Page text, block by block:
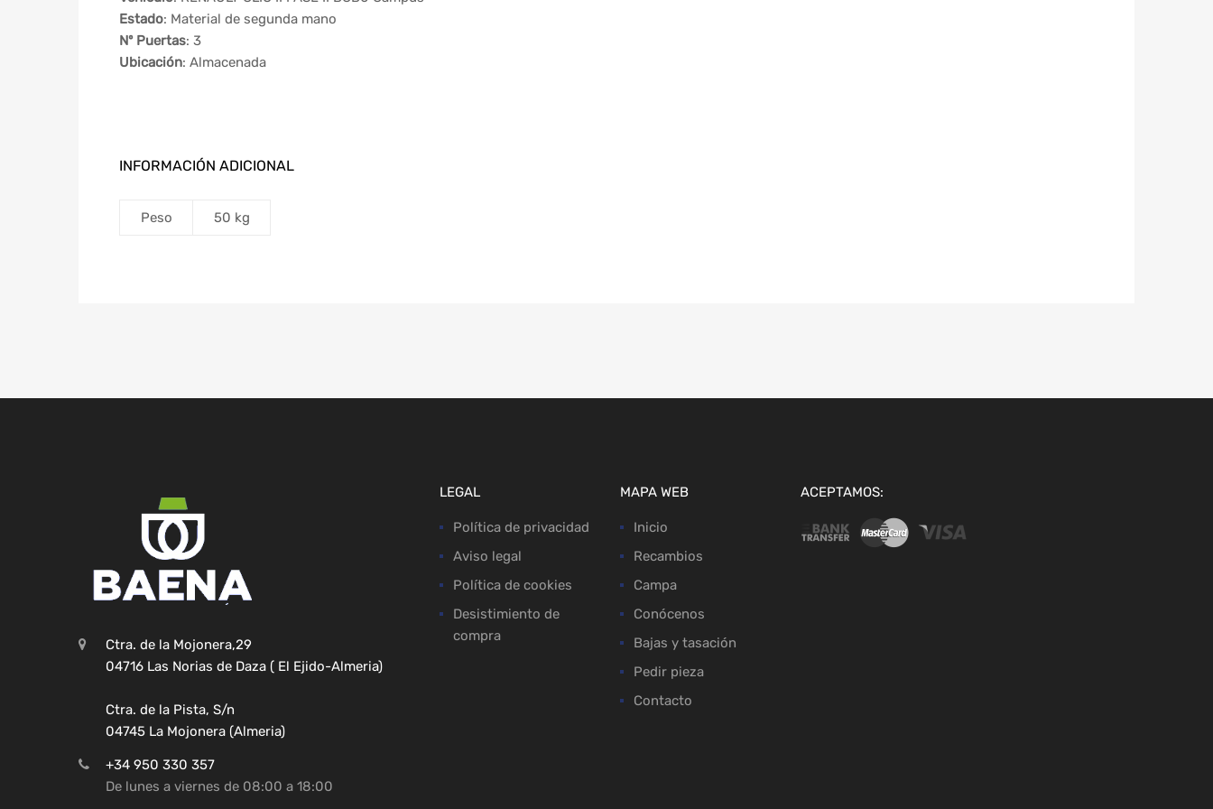
Estado: Material de segunda mano
Nº Puertas: 3
Ubicación: Almacenada
INFORMACIÓN ADICIONAL
Peso 50 kg
Ctra. de la Mojonera,29
04716 Las Norias de Daza ( El Ejido-Almeria)
Ctra. de la Pista, S/n
04745 La Mojonera (Almeria)
+34 950 330 357
De lunes a viernes de 08:00 a 18:00
LEGAL
Política de privacidad
Aviso legal
Política de cookies
Desistimiento de
compra
MAPA WEB
Inicio
Recambios
Campa
Conócenos
Bajas y tasación
Pedir pieza
Contacto
ACEPTAMOS: